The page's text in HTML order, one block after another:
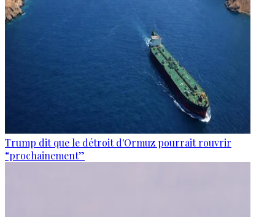
Trump dit que le détroit d'Ormuz pourrait rouvrir
“prochainement”